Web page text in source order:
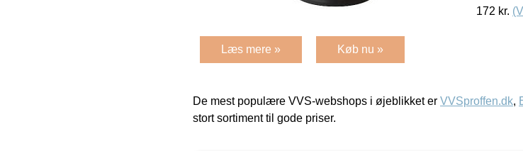
172 kr.
Læs mere » Køb nu »
De mest populære VVS-webshops i øjeblikket er VVSproffen.dk,
stort sortiment til gode priser.